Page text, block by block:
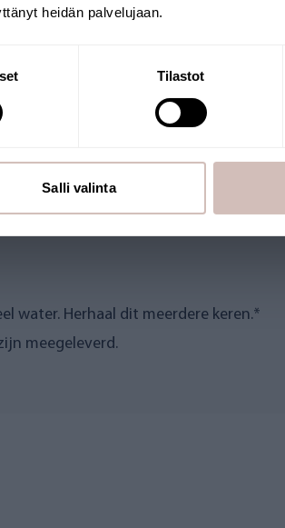
heidän palvelujaan.
Tilastot
Salli valinta
evenredig met de stroomsnelheid
het water en de initiële pH-waarde
praktische rendement; in principe
water. Herhaal dit meerdere keren.*
meegeleverd.